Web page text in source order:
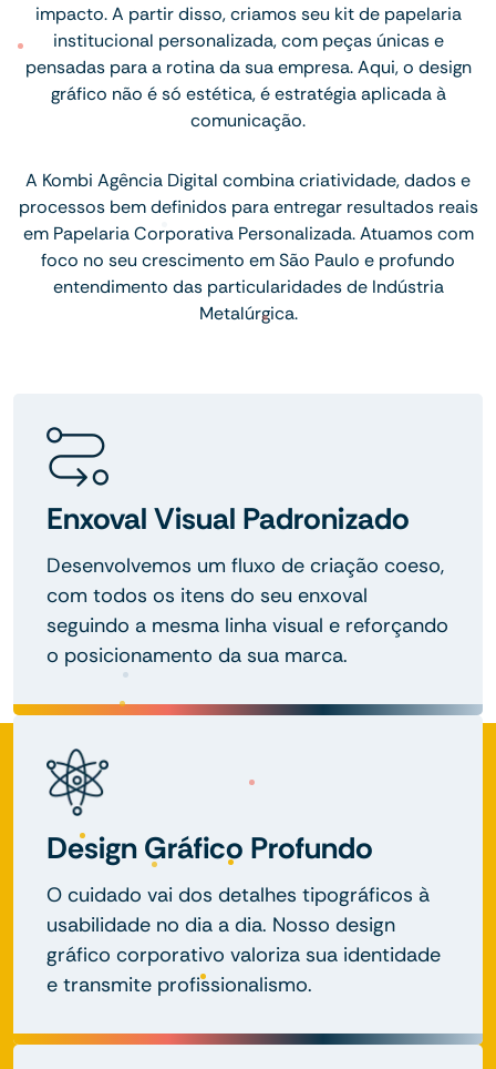
impacto. A partir disso, criamos seu kit de papelaria
institucional personalizada, com peças únicas e
pensadas para a rotina da sua empresa. Aqui, o design
gráfico não é só estética, é estratégia aplicada à
comunicação.
A Kombi Agência Digital combina criatividade, dados e
processos bem definidos para entregar resultados reais
em Papelaria Corporativa Personalizada. Atuamos com
foco no seu crescimento em São Paulo e profundo
entendimento das particularidades de Indústria
Metalúrgica.
Enxoval Visual Padronizado
Desenvolvemos um fluxo de criação coeso,
com todos os itens do seu enxoval
seguindo a mesma linha visual e reforçando
o posicionamento da sua marca.
Design Gráfico Profundo
O cuidado vai dos detalhes tipográficos à
usabilidade no dia a dia. Nosso design
gráfico corporativo valoriza sua identidade
e transmite profissionalismo.